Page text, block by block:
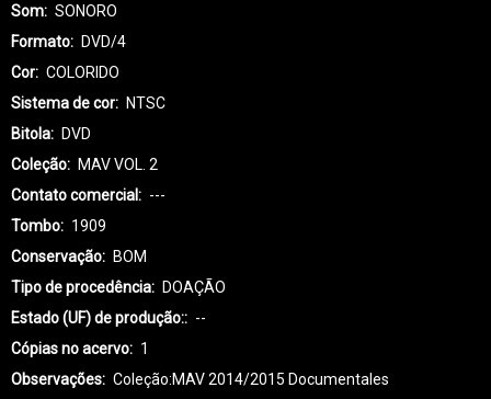
Som
SONORO
Formato
DVD/4
Cor
COLORIDO
Sistema de cor
NTSC
Bitola
DVD
Coleção
MAV VOL. 2
Contato comercial
---
Tombo
1909
Conservação
BOM
Tipo de procedência
DOAÇÃO
Estado (UF) de produção:
--
Cópias no acervo
1
Observações
Coleção:MAV 2014/2015 Documentales